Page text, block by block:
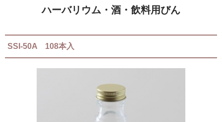
ハーバリウム・酒・飲料用びん
SSI-50A 108本入